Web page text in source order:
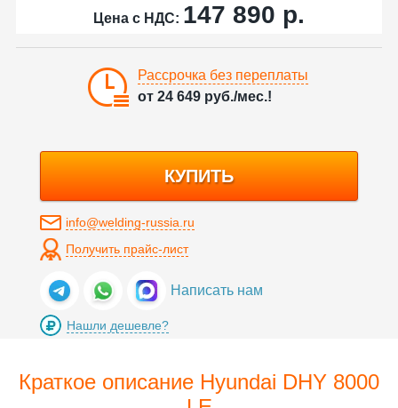
Цена с НДС: 147 890 р.
Рассрочка без переплаты
от 24 649 руб./мес.!
КУПИТЬ
info@welding-russia.ru
Получить прайс-лист
Написать нам
Нашли дешевле?
Краткое описание Hyundai DHY 8000